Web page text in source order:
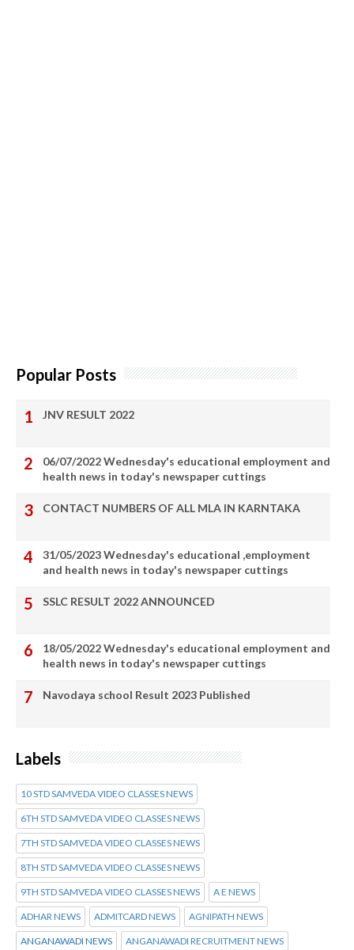
Popular Posts
JNV RESULT 2022
06/07/2022 Wednesday's educational employment and
health news in today's newspaper cuttings
CONTACT NUMBERS OF ALL MLA IN KARNTAKA
31/05/2023 Wednesday's educational ,employment
and health news in today's newspaper cuttings
SSLC RESULT 2022 ANNOUNCED
18/05/2022 Wednesday's educational employment and
health news in today's newspaper cuttings
Navodaya school Result 2023 Published
Labels
10 STD SAMVEDA VIDEO CLASSES NEWS
6TH STD SAMVEDA VIDEO CLASSES NEWS
7TH STD SAMVEDA VIDEO CLASSES NEWS
8TH STD SAMVEDA VIDEO CLASSES NEWS
9TH STD SAMVEDA VIDEO CLASSES NEWS A E NEWS
ADHAR NEWS ADMITCARD NEWS AGNIPATH NEWS
ANGANAWADI NEWS ANGANAWADI RECRUITMENT NEWS